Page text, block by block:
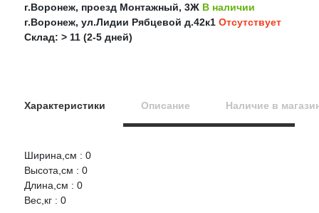
г.Воронеж, проезд Монтажный, 3Ж В наличии
г.Воронеж, ул.Лидии Рябцевой д.42к1 Отсутствует
Склад: > 11 (2-5 дней)
Характеристики Описание Наличие в
Ширина,см : 0
Высота,см : 0
Длина,см : 0
Вес,кг : 0
НАЛИЧИЕ
ТОЛЬЯТТИ Штанги реактивные 2121 к-кт ВолгаСпринт
Оцените товар:
Ваше имя